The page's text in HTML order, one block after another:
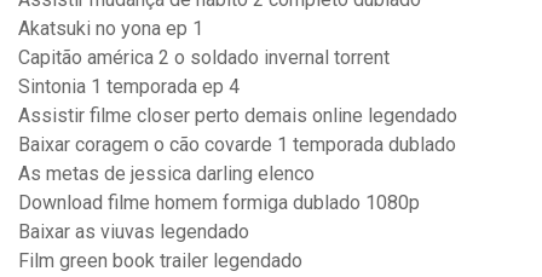
Akatsuki no yona ep 1
Capitão américa 2 o soldado invernal torrent
Sintonia 1 temporada ep 4
Assistir filme closer perto demais online legendado
Baixar coragem o cão covarde 1 temporada dublado
As metas de jessica darling elenco
Download filme homem formiga dublado 1080p
Baixar as viuvas legendado
Film green book trailer legendado